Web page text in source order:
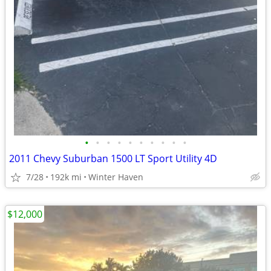
• • • • • • • • • •
2011 Chevy Suburban 1500 LT Sport Utility 4D
7/28 192k mi Winter Haven
$12,000